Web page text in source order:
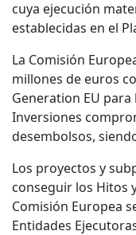
cuya ejecución
establecidas en el
La Comisión
millones de euros
Generation EU
Inversiones
desembolsos,
Los proyectos y
conseguir los Hitos
Comisión Europea
Entidades